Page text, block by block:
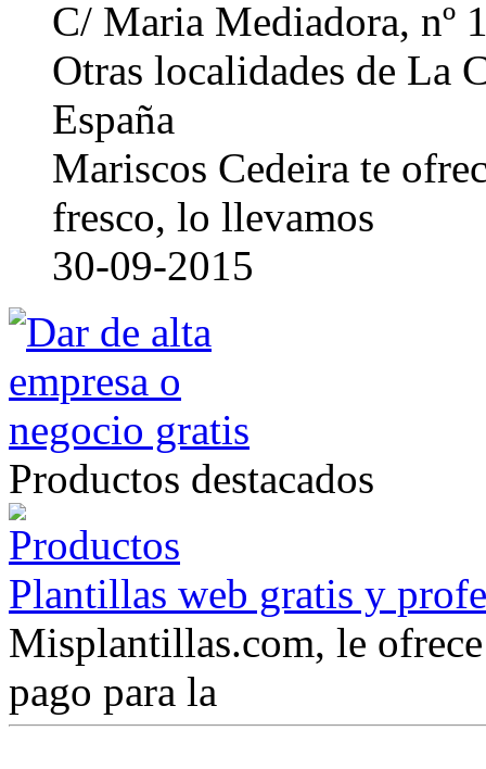
C/ Maria Mediadora, nº
Otras localidades de La
España
Mariscos Cedeira te
fresco, lo llevamos
30-09-2015
Productos destacados
Plantillas web gratis y
Misplantillas.com, le
pago para la